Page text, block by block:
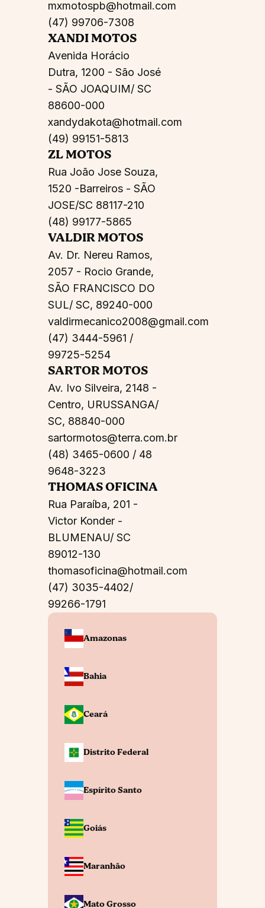
mxmotospb@hotmail.com
(47) 99706-7308
XANDI MOTOS
Avenida Horácio
Dutra, 1200 - São José
- SÃO JOAQUIM/ SC
88600-000
xandydakota@hotmail.com
(49) 99151-5813
ZL MOTOS
Rua João Jose Souza,
1520 -Barreiros - SÃO
JOSE/SC 88117-210
(48) 99177-5865
VALDIR MOTOS
Av. Dr. Nereu Ramos,
2057 - Rocio Grande,
SÃO FRANCISCO DO
SUL/ SC, 89240-000
valdirmecanico2008@gmail.com
(47) 3444-5961 /
99725-5254
SARTOR MOTOS
Av. Ivo Silveira, 2148 -
Centro, URUSSANGA/
SC, 88840-000
sartormotos@terra.com.br
(48) 3465-0600 / 48
9648-3223
THOMAS OFICINA
Rua Paraíba, 201 -
Victor Konder -
BLUMENAU/ SC
89012-130
thomasoficina@hotmail.com
(47) 3035-4402/
99266-1791
Amazonas
Bahia
Ceará
Distrito Federal
Espírito Santo
Goiás
Maranhão
Mato Grosso